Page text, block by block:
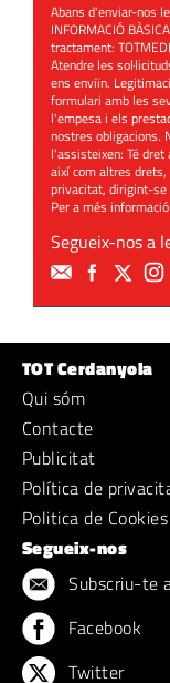
Abans d'enviar-nos
INFORMACIÓ
tractament:
Atendre les
ens enviïn.
formulari amb les
l'empesa i els
nostres obligacions.
l'assisteixen: Té
així com altres
privacitat, dirigint-se
Per a més
Segueix-nos a
TOT Cerdanyola
Qui sóm
Contacte
Publicitat
Política de
Politica de Cookies
Segueix-nos
Subscriu-te
Facebook
Twitter